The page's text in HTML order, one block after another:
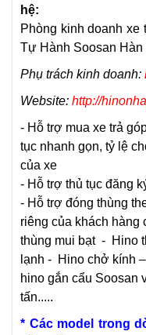
hệ:
Phòng kinh doanhxe
Tự Hành Soosan Hàn
Phụ trách kinh doanh:
Website: http://
- Hỗ trợ mua xe trả
tục nhanh gọn, tỷ lệ
của xe
- Hỗ trợ thủ tục đăng
- Hỗ trợ đóng thùng
riêng của khách hàng
thùng mui bạt - Hino
lạnh - Hino chở kính
hino gắn cẩu Soosan
tấn.....
* Các model trong